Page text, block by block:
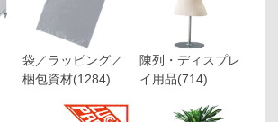
袋／ラッピング／
梱包資材(1284)
陳列・ディスプレ
イ用品(714)